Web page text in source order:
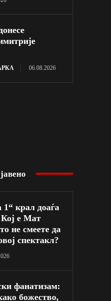
06.08.2026
1“ крал доаѓа
е Мат
не смеете да
спектакл?
фанатизам:
божество,